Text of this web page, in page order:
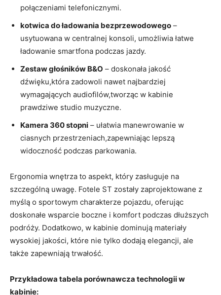
połączeniami telefonicznymi.
kotwica do ładowania bezprzewodowego –
usytuowana w centralnej konsoli, umożliwia łatwe
ładowanie smartfona podczas jazdy.
Zestaw głośników B&O – doskonała jakość
dźwięku,która zadowoli nawet najbardziej
wymagających audiofilów,tworząc w kabinie
prawdziwe studio muzyczne.
Kamera 360 stopni – ułatwia manewrowanie w
ciasnych przestrzeniach,zapewniając lepszą
widoczność podczas parkowania.
Ergonomia wnętrza to aspekt, który zasługuje na
szczególną uwagę. Fotele ST zostały zaprojektowane z
myślą o sportowym charakterze pojazdu, oferując
doskonałe wsparcie boczne i komfort podczas dłuższych
podróży. Dodatkowo, w kabinie dominują materiały
wysokiej jakości, które nie tylko dodają elegancji, ale
także zapewniają trwałość.
Przykładowa tabela porównawcza technologii w
kabinie: